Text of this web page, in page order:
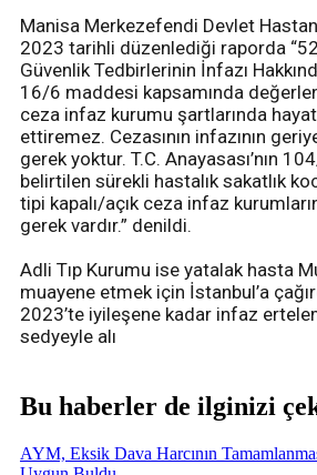
Manisa Merkezefendi Devlet
2023 tarihli düzenlediği raporda
Güvenlik Tedbirlerinin İnfazı
16/6 maddesi kapsamında
ceza infaz kurumu şartlarında
ettiremez. Cezasının infazının
gerek yoktur. T.C. Anayasası’nın
belirtilen sürekli hastalık sakatlık
tipi kapalı/açık ceza infaz
gerek vardır.” denildi.
Adli Tıp Kurumu ise yatalak hasta
muayene etmek için İstanbul’a
2023’te iyileşene kadar infaz
sedyeyle alı
Bu haberler de ilginizi
AYM, Eksik Dava Harcının